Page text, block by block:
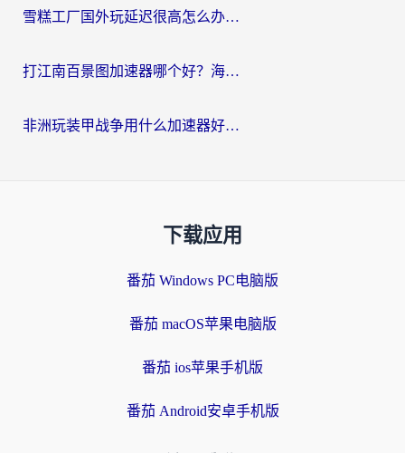
雪糕工厂国外玩延迟很高怎么办？海外玩家国服游戏加速终极攻略（附实测推荐）
打江南百景图加速器哪个好？海外党踩坑N次后，终于找到不卡的秘诀
非洲玩装甲战争用什么加速器好？海外党亲测有效的国服游戏加速方案
下载应用
番茄 Windows PC电脑版
番茄 macOS苹果电脑版
番茄 ios苹果手机版
番茄 Android安卓手机版